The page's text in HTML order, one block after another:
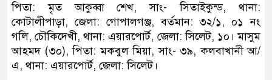
পিতা: মৃত আকুব্বা শেখ, সাং- সিতাইকুন্ড, থানা:
কোটালীপাড়া, জেলা: গোপালগঞ্জ, বর্তমান: ৩২/১, ০১ নং
গলি, চৌকিদেখী, থানা: এয়ারপোর্ট, জেলা: সিলেট, ১০। মাসুম
আহমদ (৩০), পিতা: মকবুল মিয়া, সাং- ৩৯, কলবাখানী আ/
এ, থানা: এয়ারপোর্ট, জেলা: সিলেট।